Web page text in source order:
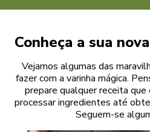
Conheça a sua
Vejamos algumas das
fazer com a varinha mágica.
prepare qualquer receita que
processar ingredientes até
Seguem-se